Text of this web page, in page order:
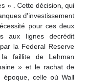
» . Cette décision, qui
d’investissement
pour ces deux
aux lignes decrédit
la Federal Reserve
faillite de Lehman
» et le rachat de
époque, celle où Wall